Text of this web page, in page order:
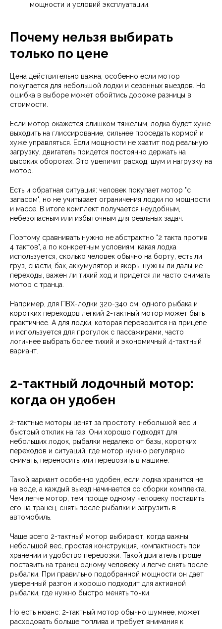
мощности и условий эксплуатации.
Почему нельзя выбирать
только по цене
Цена действительно важна, особенно если мотор
покупается для небольшой лодки и сезонных выездов. Но
ошибка в выборе может обойтись дороже разницы в
стоимости.
Если мотор окажется слишком тяжелым, лодка будет хуже
выходить на глиссирование, сильнее проседать кормой и
хуже управляться. Если мощности не хватит под реальную
загрузку, двигатель придется постоянно держать на
высоких оборотах. Это увеличит расход, шум и нагрузку на
мотор.
Есть и обратная ситуация: человек покупает мотор "с
запасом", но не учитывает ограничения лодки по мощности
и массе. В итоге комплект получается неудобным,
небезопасным или избыточным для реальных задач.
Поэтому сравнивать нужно не абстрактно "2 такта против
4 тактов", а по конкретным условиям: какая лодка
используется, сколько человек обычно на борту, есть ли
груз, снасти, бак, аккумулятор и якорь, нужны ли дальние
переходы, важен ли тихий ход и придется ли часто снимать
мотор с транца.
Например, для ПВХ-лодки 320-340 см, одного рыбака и
коротких переходов легкий 2-тактный мотор может быть
практичнее. А для лодки, которая перевозится на прицепе
и используется для прогулок с пассажирами, часто
логичнее выбрать более тихий и экономичный 4-тактный
вариант.
2-тактный лодочный мотор:
когда он удобен
2-тактные моторы ценят за простоту, небольшой вес и
быстрый отклик на газ. Они хорошо подходят для
небольших лодок, рыбалки недалеко от базы, коротких
переходов и ситуаций, где мотор нужно регулярно
снимать, переносить или перевозить в машине.
Такой вариант особенно удобен, если лодка хранится не
на воде, а каждый выезд начинается со сборки комплекта.
Чем легче мотор, тем проще одному человеку поставить
его на транец, снять после рыбалки и загрузить в
автомобиль.
Чаще всего 2-тактный мотор выбирают, когда важны
небольшой вес, простая конструкция, компактность при
хранении и удобство перевозки. Такой двигатель проще
поставить на транец одному человеку и легче снять после
рыбалки. При правильно подобранной мощности он дает
уверенный разгон и хорошо подходит для активной
рыбалки, где нужно быстро менять точки.
Но есть нюанс: 2-тактный мотор обычно шумнее, может
расходовать больше топлива и требует внимания к